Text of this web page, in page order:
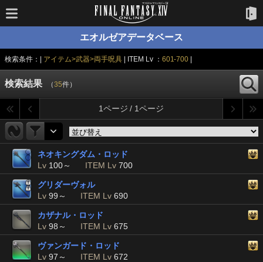
エオルゼアデータベース
検索条件：| アイテム>武器>両手呪具 | ITEM Lv ： 601-700
検索結果 （35件）
1ページ / 1ページ
ネオキングダム・ロッド
Lv 100～ ITEM Lv 700
グリダーヴォル
Lv 99～ ITEM Lv 690
カザナル・ロッド
Lv 98～ ITEM Lv 675
ヴァンガード・ロッド
Lv 97～ ITEM Lv 672